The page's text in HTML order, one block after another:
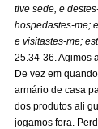
tive sede, e
hospedastes-me;
e visitastes-me;
25.34-36. Agimos
De vez em
armário de casa
dos produtos ali
jogamos fora.